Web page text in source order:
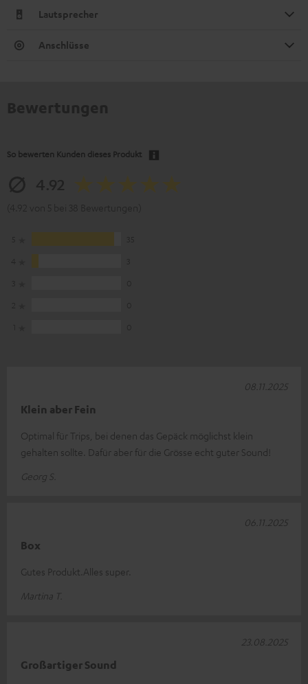
Lautsprecher
Anschlüsse
So bewerten Kunden dieses Produkt
Klein aber Fein
Optimal für Trips, bei denen das Gepäck möglichst klein
gehalten sollte. Dafür aber für die Grösse echt guter Sound!
Georg S.
08.11.2025
Box
Gutes Produkt.Alles super.
Martina T.
06.11.2025
Großartiger Sound
23.08.2025